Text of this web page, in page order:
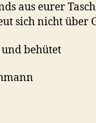
aus eurer
sich nicht über
behütet